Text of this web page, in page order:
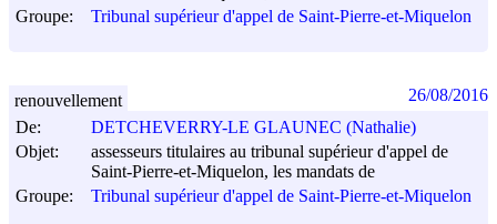
Groupe:
Tribunal supérieur d'appel de Saint-Pierre-et-Miquelon
De:
DETCHEVERRY-LE GLAUNEC (Nathalie)
Objet:
assesseurs titulaires au tribunal supérieur d'appel de
Saint-Pierre-et-Miquelon, les mandats de
Groupe:
Tribunal supérieur d'appel de Saint-Pierre-et-Miquelon
renouvellement 26/08/2016